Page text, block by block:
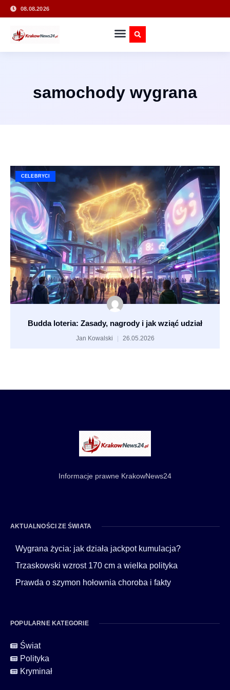
08.08.2026
samochody wygrana
CELEBRYCI
Budda loteria: Zasady, nagrody i jak wziąć udział
Jan Kowalski 26.05.2026
Informacje prawne KrakowNews24
AKTUALNOŚCI ZE ŚWIATA
Wygrana życia: jak działa jackpot kumulacja?
Trzaskowski wzrost 170 cm a wielka polityka
Prawda o szymon hołownia choroba i fakty
POPULARNE KATEGORIE
Świat
Polityka
Kryminał